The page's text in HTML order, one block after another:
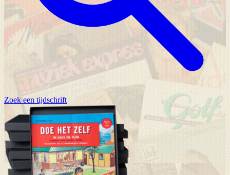
Zoek een tijdschrift